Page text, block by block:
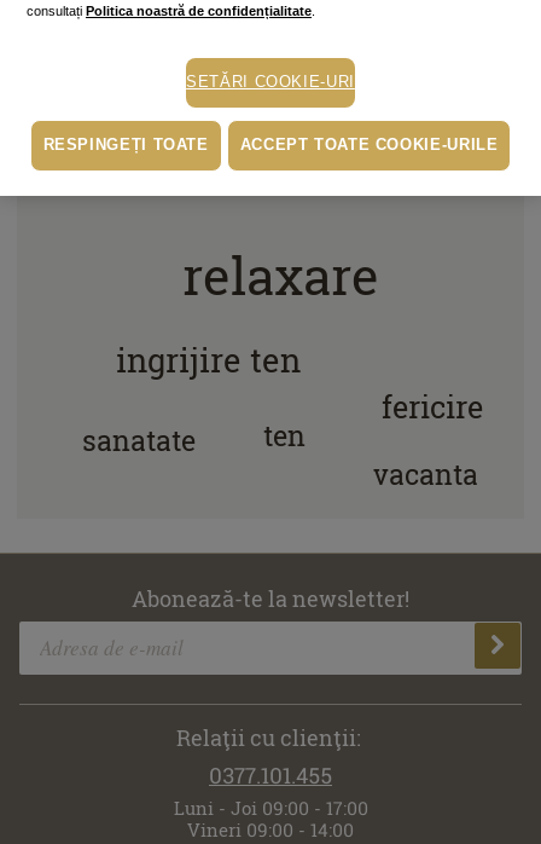
relaxare
exfoliere
ingrijire ten
scrub
fericire
piele uscata
sanatate ten
ulei de dus
vacanta
Abonează-te la newsletter!
Relaţii cu clienţii:
0377.101.455
Luni - Joi 09:00 - 17:00
Vineri 09:00 - 14:00
consultați Politica noastră de confidențialitate
SETĂRI COOKIE-URI
RESPINGEȚI TOATE ACCEPT TOATE COOKIE-URILE